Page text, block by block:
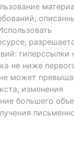
гиперссылки
не ниже
может
изменения
большего